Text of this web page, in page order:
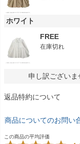
ホワイト
FREE
在庫切れ
申し訳ございま
返品特約について
商品についてのお問い